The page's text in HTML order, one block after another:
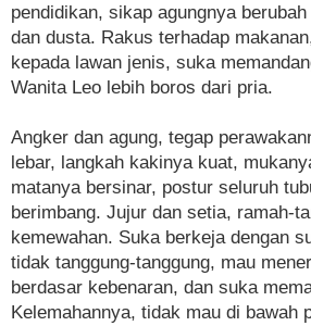
pendidikan, sikap agungnya
dan dusta. Rakus terhadap
kepada lawan jenis, suka
Wanita Leo lebih boros dari pria.
Angker dan agung, tegap
lebar, langkah kakinya kuat,
matanya bersinar, postur seluruh
berimbang. Jujur dan setia, ramah-
kemewahan. Suka berkeja dengan
tidak tanggung-tanggung, mau
berdasar kebenaran, dan suka
Kelemahannya, tidak mau di bawah